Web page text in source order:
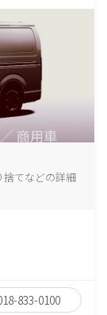
捨てなどの詳細
833-0100